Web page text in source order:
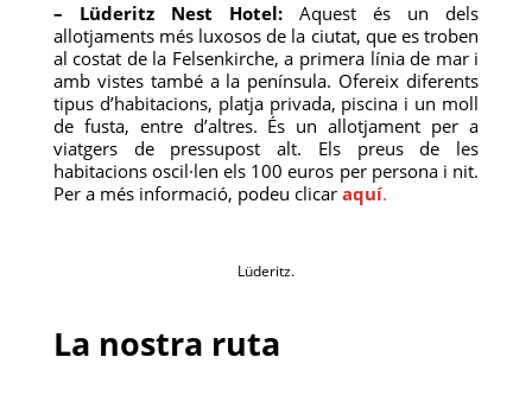
– Lüderitz Nest Hotel:Aquest és un dels
allotjaments més luxosos de la ciutat, que es troben
al costat de la Felsenkirche, a primera línia de mar i
amb vistes també a la península. Ofereix diferents
tipus d’habitacions, platja privada, piscina i un moll
de fusta, entre d’altres. És un allotjament per a
viatgers de pressupost alt. Els preus de les
habitacions oscil·len els 100 euros per persona i nit.
Per a més informació, podeu clicar aquí.
Lüderitz.
La nostra ruta